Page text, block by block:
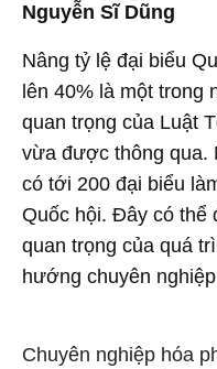
Nguyễn Sĩ Dũng
Nâng tỷ lệ đại biểu
lên 40% là một trong
quan trọng của Luật
vừa được thông qua.
có tới 200 đại biểu
Quốc hội. Đây có thể
quan trọng của quá
hướng chuyên
Chuyên nghiệp hóa